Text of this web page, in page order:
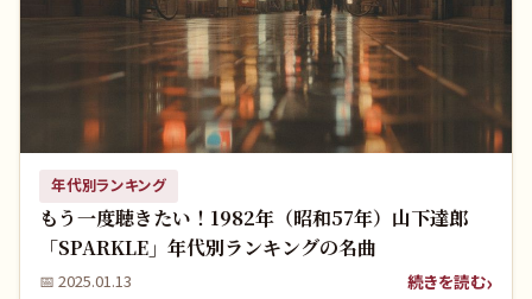
年代別ランキング
もう一度聴きたい！1982年（昭和57年）山下達郎
「SPARKLE」年代別ランキングの名曲
📅 2025.01.13 続きを読む